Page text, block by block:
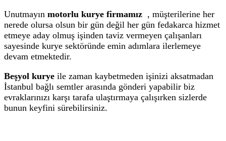
Unutmayın motorlu kurye firmamız , müşterilerine her
nerede olursa olsun bir gün değil her gün fedakarca hizmet
etmeye aday olmuş işinden taviz vermeyen çalışanları
sayesinde kurye sektöründe emin adımlara ilerlemeye
devam etmektedir.
Beşyol kurye ile zaman kaybetmeden işinizi aksatmadan
İstanbul bağlı semtler arasında gönderi yapabilir biz
evraklarınızı karşı tarafa ulaştırmaya çalışırken sizlerde
bunun keyfini sürebilirsiniz.